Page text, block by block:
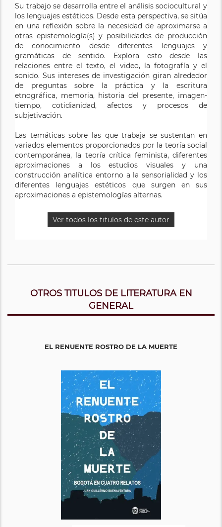
Su trabajo se desarrolla entre el análisis sociocultural y
los lenguajes estéticos. Desde esta perspectiva, se sitúa
en una reflexión sobre la necesidad de aproximarse a
otras epistemología(s) y posibilidades de producción
de conocimiento desde diferentes lenguajes y
gramáticas de sentido. Explora esto desde las
relaciones entre el texto, el video, la fotografía y el
sonido. Sus intereses de investigación giran alrededor
de preguntas sobre la práctica y la escritura
etnográfica, memoria, historia del presente, imagen-
tiempo, cotidianidad, afectos y procesos de
subjetivación.
Las temáticas sobre las que trabaja se sustentan en
variados elementos proporcionados por la teoría social
contemporánea, la teoría crítica feminista, diferentes
aproximaciones a los estudios visuales y una
construcción analítica entorno a la sensorialidad y los
diferentes lenguajes estéticos que surgen en sus
aproximaciones a epistemologías alternas.
Ver todos los titulos de este autor
OTROS TITULOS DE LITERATURA EN
GENERAL
EL RENUENTE ROSTRO DE LA MUERTE